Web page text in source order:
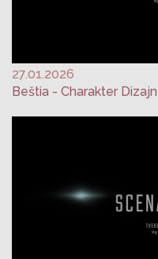
27.01.2026
Beštia - Charakter Dizajn